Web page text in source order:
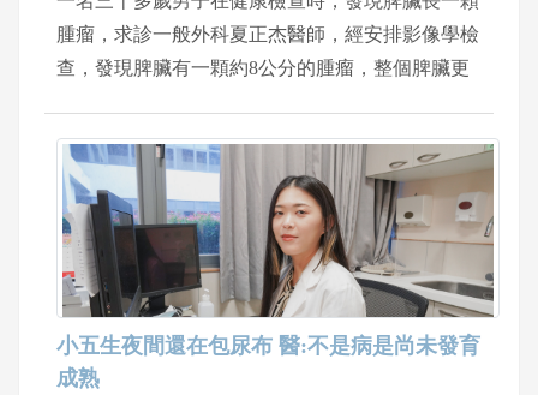
腫瘤，求診一般外科夏正杰醫師，經安排影像學檢
查，發現脾臟有一顆約8公分的腫瘤，整個脾臟更
像導引穿刺切片確認為裏細胞血管瘤。經與病人討
論過後，以腹腔鏡手術開刀切除脾臟，手術約一個
多小時，術中沒有輸血治療，術後即恢復進食，病
人也在術後第三天順利出院，目前於門診持續追
蹤。
小五生夜間還在包尿布 醫:不是病是尚未發育
成熟